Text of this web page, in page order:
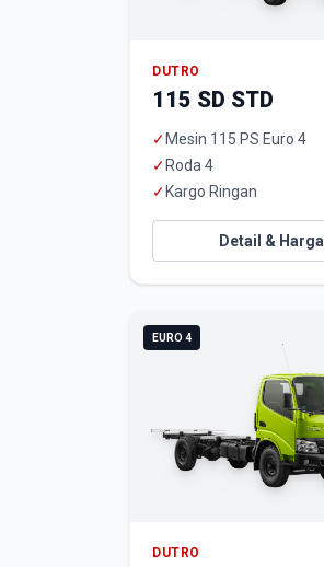
DUTRO
115 SD STD
✓ Mesin 115 PS Euro 4
✓ Roda 4
✓ Kargo Ringan
Detail & Harga
EURO 4
DUTRO